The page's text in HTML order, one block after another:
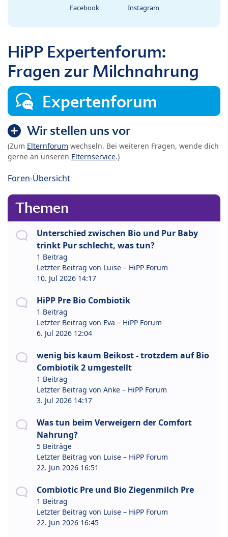
Facebook Instagram
HiPP Expertenforum:
Fragen zur Milchnahrung
Expertenforum
Wir stellen uns vor
(Zum Elternforum wechseln. Bei weiteren Fragen, wende dich
gerne an unseren Elternservice.)
Foren-Übersicht
Themen
Unterschied zwischen Bio und Pur Baby
trinkt Pur schlecht, was tun?
1 Beitrag
Letzter Beitrag von Luise – HiPP Forum
10. Jul 2026 14:17
HiPP Pre Bio Combiotik
1 Beitrag
Letzter Beitrag von Eva – HiPP Forum
6. Jul 2026 12:04
wenig bis kaum Beikost - trotzdem auf Bio
Combiotik 2 umgestellt
1 Beitrag
Letzter Beitrag von Anke – HiPP Forum
3. Jul 2026 14:17
Was tun beim Verweigern der Comfort
Nahrung?
5 Beiträge
Letzter Beitrag von Luise – HiPP Forum
22. Jun 2026 16:51
Combiotic Pre und Bio Ziegenmilch Pre
1 Beitrag
Letzter Beitrag von Luise – HiPP Forum
22. Jun 2026 16:45